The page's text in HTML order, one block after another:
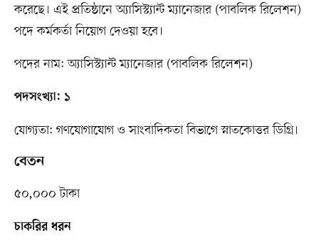
করেছে। এই প্রতিষ্ঠানে অ্যাসিস্ট্যান্ট ম্যানেজার (পাবলিক রিলেশন)
পদে কর্মকর্তা নিয়োগ দেওয়া হবে।
পদের নাম: অ্যাসিস্ট্যান্ট ম্যানেজার (পাবলিক রিলেশন)
পদসংখ্যা: ১
যোগ্যতা: গণযোগাযোগ ও সাংবাদিকতা বিভাগে স্নাতকোত্তর ডিগ্রি।
বেতন
৫০,০০০ টাকা
চাকরির ধরন